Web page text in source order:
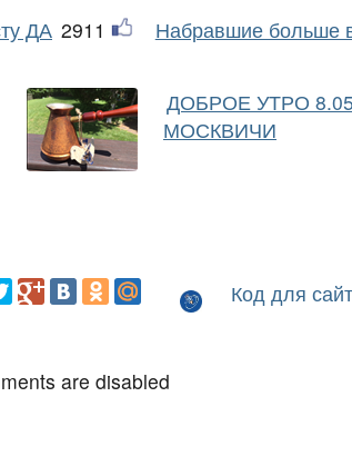
ДА 2911 Набравшие больше
ДОБРОЕ УТРО
МОСКВИЧИ
Код для
are disabled